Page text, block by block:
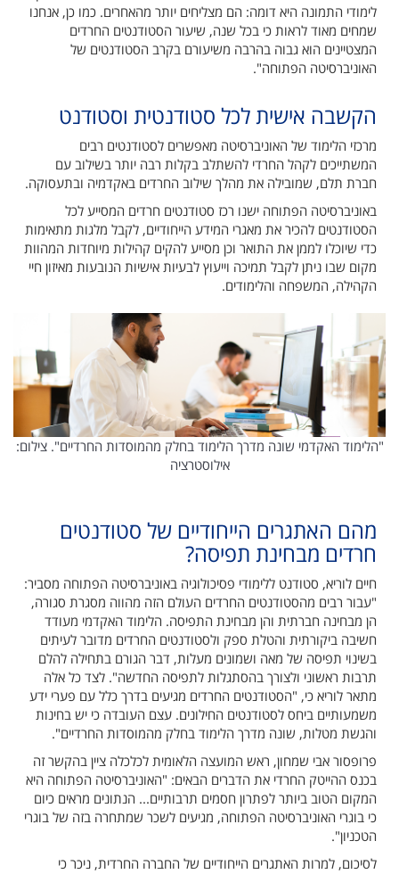
לימודי התמונה היא דומה: הם מצליחים יותר מהאחרים. כמו כן, אנחנו
שמחים מאוד לראות כי בכל שנה, שיעור הסטודנטים החרדים
המצטיינים הוא גבוה בהרבה משיעורם בקרב הסטודנטים של
האוניברסיטה הפתוחה".
הקשבה אישית לכל סטודנטית וסטודנט
מרכזי הלימוד של האוניברסיטה מאפשרים לסטודנטים רבים
המשתייכים לקהל החרדי להשתלב בקלות רבה יותר בשילוב עם
חברת תלם, שמובילה את מהלך שילוב החרדים באקדמיה ובתעסוקה.
באוניברסיטה הפתוחה ישנו רכז סטודנטים חרדים המסייע לכל
הסטודנטים להכיר את מאגרי המידע הייחודיים, לקבל מלגות מתאימות
כדי שיוכלו לממן את התואר וכן מסייע להקים קהילות מיוחדות המהוות
מקום שבו ניתן לקבל תמיכה וייעוץ לבעיות אישיות הנובעות מאיזון חיי
הקהילה, המשפחה והלימודים.
"הלימוד האקדמי שונה מדרך הלימוד בחלק מהמוסדות החרדיים". צילום:
אילוסטרציה
מהם האתגרים הייחודיים של סטודנטים
חרדים מבחינת תפיסה?
חיים לוריא, סטודנט ללימודי פסיכולוגיה באוניברסיטה הפתוחה מסביר:
"עבור רבים מהסטודנטים החרדים העולם הזה מהווה מסגרת סגורה,
הן מבחינה חברתית והן מבחינת התפיסה. הלימוד האקדמי מעודד
חשיבה ביקורתית והטלת ספק ולסטודנטים החרדים מדובר לעיתים
בשינוי תפיסה של מאה ושמונים מעלות, דבר הגורם בתחילה להלם
תרבות ראשוני ולצורך בהסתגלות לתפיסה החדשה". לצד כל אלה
מתאר לוריא כי, "הסטודנטים החרדים מגיעים בדרך כלל עם פערי ידע
משמעותיים ביחס לסטודנטים החילונים. עצם העובדה כי יש בחינות
והגשת מטלות, שונה מדרך הלימוד בחלק מהמוסדות החרדיים".
פרופסור אבי שמחון, ראש המועצה הלאומית לכלכלה ציין בהקשר זה
בכנס ההייטק החרדי את הדברים הבאים: "האוניברסיטה הפתוחה היא
המקום הטוב ביותר לפתרון חסמים תרבותיים... הנתונים מראים כיום
כי בוגרי האוניברסיטה הפתוחה, מגיעים לשכר שמתחרה בזה של בוגרי
הטכניון".
לסיכום, למרות האתגרים הייחודיים של החברה החרדית, ניכר כי